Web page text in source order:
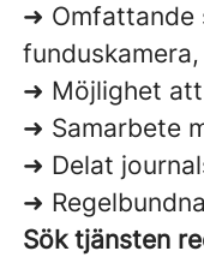
➜ Omfattande
➜ Möjlighet
➜ Samarbete
➜ Delat
➜
Sök tjänsten